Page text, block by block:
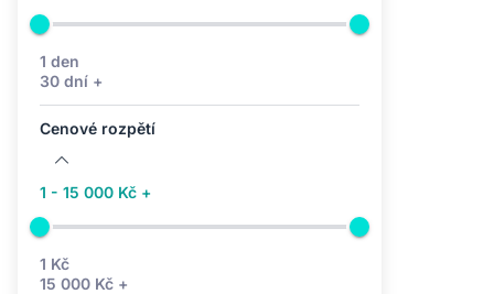
1 den
30 dní +
Cenové rozpětí
1 - 15 000 Kč +
1 Kč
15 000 Kč +